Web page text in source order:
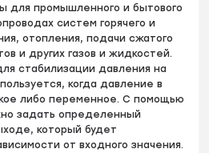
для промышленного и бытового
систем горячего и
отопления, подачи сжатого
и других газов и жидкостей.
стабилизации давления на
когда давление в
либо переменное. С помощью
задать определенный
который будет
от входного значения.